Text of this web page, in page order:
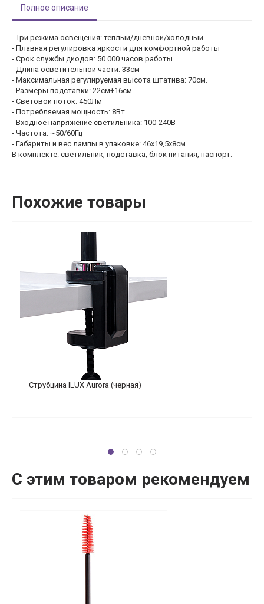
Полное описание
- Три режима освещения: теплый/дневной/холодный
- Плавная регулировка яркости для комфортной работы
- Срок службы диодов: 50 000 часов работы
- Длина осветительной части: 33см
- Максимальная регулируемая высота штатива: 70см.
- Размеры подставки: 22см+16см
- Световой поток: 450Лм
- Потребляемая мощность: 8Вт
- Входное напряжение светильника: 100-240В
- Частота: ~50/60Гц
- Габариты и вес лампы в упаковке: 46х19,5х8см
В комплекте: светильник, подставка, блок питания, паспорт.
Похожие товары
Струбцина ILUX Aurora (черная)
С этим товаром рекомендуем